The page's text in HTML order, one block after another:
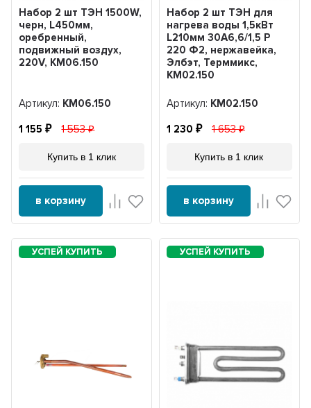
Набор 2 шт ТЭН 1500W,
черн, L450мм,
оребренный,
подвижный воздух,
220V, KM06.150
Артикул: KM06.150
1 155 1 553
Купить в 1 клик
в корзину
Набор 2 шт ТЭН для
нагрева воды 1,5кВт
L210мм 30A6,6/1,5 P
220 Ф2, нержавейка,
Элбэт, Терммикс,
KM02.150
Артикул: KM02.150
1 230 1 653
Купить в 1 клик
в корзину